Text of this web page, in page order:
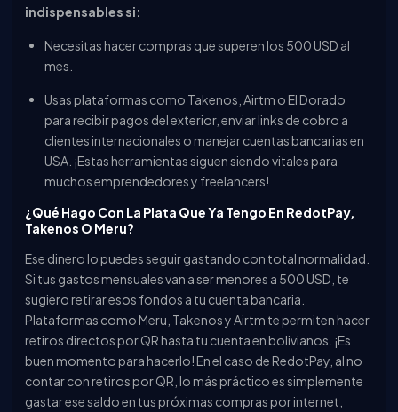
indispensables si:
Necesitas hacer compras que superen los 500 USD al
mes.
Usas plataformas como Takenos, Airtm o El Dorado
para recibir pagos del exterior, enviar links de cobro a
clientes internacionales o manejar cuentas bancarias en
USA. ¡Estas herramientas siguen siendo vitales para
muchos emprendedores y freelancers!
¿Qué Hago Con La Plata Que Ya Tengo En RedotPay,
Takenos O Meru?
Ese dinero lo puedes seguir gastando con total normalidad.
Si tus gastos mensuales van a ser menores a 500 USD, te
sugiero retirar esos fondos a tu cuenta bancaria.
Plataformas como Meru, Takenos y Airtm te permiten hacer
retiros directos por QR hasta tu cuenta en bolivianos. ¡Es
buen momento para hacerlo! En el caso de RedotPay, al no
contar con retiros por QR, lo más práctico es simplemente
gastar ese saldo en tus próximas compras por internet,